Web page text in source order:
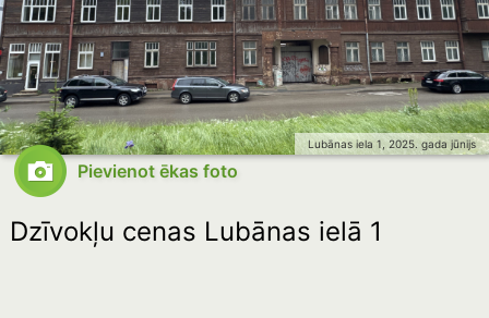
Lubānas iela 1, 2025. gada jūnijs
Pievienot ēkas foto
Dzīvokļu cenas Lubānas ielā 1